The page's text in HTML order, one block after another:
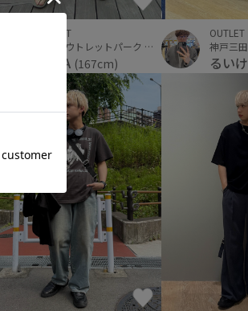
OUTLET
三井アウトレットパーク 横浜ベイサイド
OOTA (167cm)
OUTLET
るいけ